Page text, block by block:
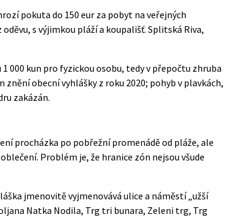
pokuta do 150 eur za pobyt na veřejných
s výjimkou pláží a koupališť. Splitská Riva,
000 kun pro fyzickou osobu, tedy v přepočtu zhruba
zněníobecní vyhlášky z roku 2020; pohyb v plavkách,
zakázán.
procházka po pobřežní promenádě od pláže, ale
Problém je, že hranice zón nejsou všude
jmenovitě vyjmenovává ulice a náměstí „užší
Natka Nodila, Trg tri bunara, Zeleni trg, Trg